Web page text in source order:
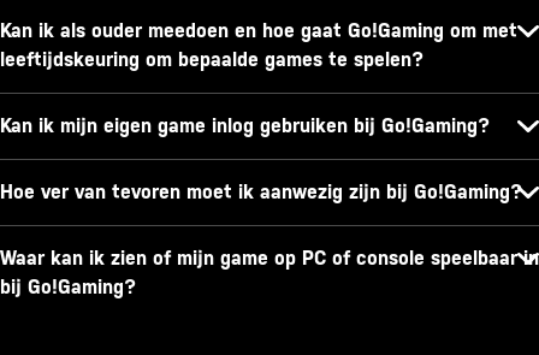
Kan ik als ouder meedoen en hoe gaat Go!Gaming om met
leeftijdskeuring om bepaalde games te spelen?
Kan ik mijn eigen game inlog gebruiken bij Go!Gaming?
Hoe ver van tevoren moet ik aanwezig zijn bij Go!Gaming?
Waar kan ik zien of mijn game op PC of console speelbaar in
bij Go!Gaming?